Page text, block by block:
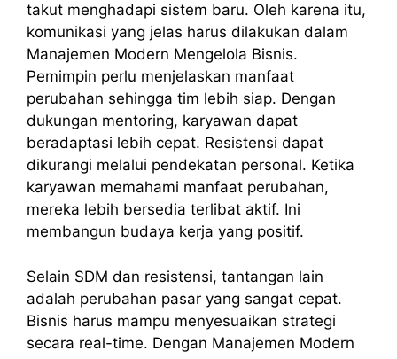
takut menghadapi sistem baru. Oleh karena itu,
komunikasi yang jelas harus dilakukan dalam
Manajemen Modern Mengelola Bisnis.
Pemimpin perlu menjelaskan manfaat
perubahan sehingga tim lebih siap. Dengan
dukungan mentoring, karyawan dapat
beradaptasi lebih cepat. Resistensi dapat
dikurangi melalui pendekatan personal. Ketika
karyawan memahami manfaat perubahan,
mereka lebih bersedia terlibat aktif. Ini
membangun budaya kerja yang positif.
Selain SDM dan resistensi, tantangan lain
adalah perubahan pasar yang sangat cepat.
Bisnis harus mampu menyesuaikan strategi
secara real-time. Dengan Manajemen Modern